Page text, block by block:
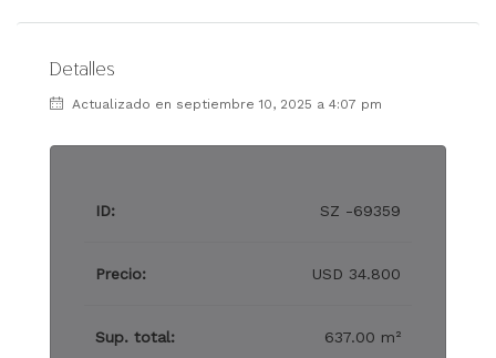
Detalles
Actualizado en septiembre 10, 2025 a 4:07 pm
ID: SZ -69359
Precio: USD 34.800
Sup. total: 637.00 m²